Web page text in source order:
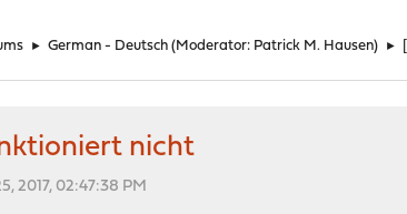
► German - Deutsch (Moderator: Patrick M. Hausen) ►
nicht
2017, 02:47:38 PM